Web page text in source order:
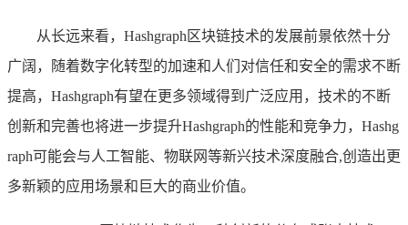
从长远来看，Hashgraph区块链技术的发展前景依然十分
广阔，随着数字化转型的加速和人们对信任和安全的需求不断
提高，Hashgraph有望在更多领域得到广泛应用，技术的不断
创新和完善也将进一步提升Hashgraph的性能和竞争力，Hashg
raph可能会与人工智能、物联网等新兴技术深度融合,创造出更
多新颖的应用场景和巨大的商业价值。